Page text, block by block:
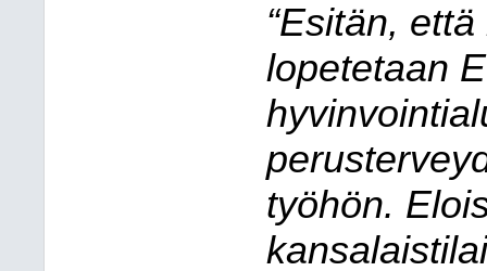
“Esitän,
lopetetaan
työhön.